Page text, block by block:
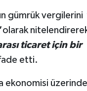
gümrük vergilerini
olarak
ticaret için bir
etti.
ekonomisi